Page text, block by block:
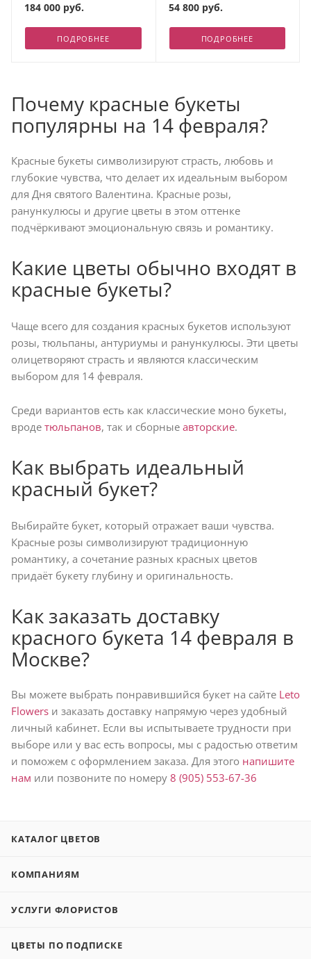
184 000 руб.
ПОДРОБНЕЕ
54 800 руб.
ПОДРОБНЕЕ
Почему красные букеты
популярны на 14 февраля?
Красные букеты символизируют страсть, любовь и
глубокие чувства, что делает их идеальным выбором
для Дня святого Валентина. Красные розы,
ранункулюсы и другие цветы в этом оттенке
подчёркивают эмоциональную связь и романтику.
Какие цветы обычно входят в
красные букеты?
Чаще всего для создания красных букетов используют
розы, тюльпаны, антуриумы и ранункулюсы. Эти цветы
олицетворяют страсть и являются классическим
выбором для 14 февраля.
Среди вариантов есть как классические моно букеты,
вроде тюльпанов, так и сборные авторские.
Как выбрать идеальный
красный букет?
Выбирайте букет, который отражает ваши чувства.
Красные розы символизируют традиционную
романтику, а сочетание разных красных цветов
придаёт букету глубину и оригинальность.
Как заказать доставку
красного букета 14 февраля в
Москве?
Вы можете выбрать понравившийся букет на сайте Leto
Flowers и заказать доставку напрямую через удобный
личный кабинет. Если вы испытываете трудности при
выборе или у вас есть вопросы, мы с радостью ответим
и поможем с оформлением заказа. Для этого напишите
нам или позвоните по номеру 8 (905) 553-67-36
КАТАЛОГ ЦВЕТОВ
КОМПАНИЯМ
УСЛУГИ ФЛОРИСТОВ
ЦВЕТЫ ПО ПОДПИСКЕ